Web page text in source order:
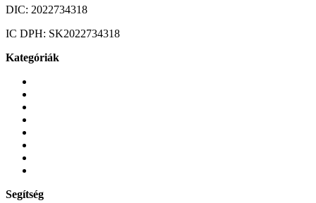
DIC: 2022734318
IC DPH: SK2022734318
Kategóriák
Segítség